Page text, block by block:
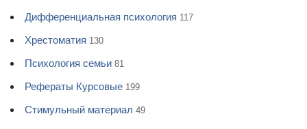
Дифференциальная психология 117
Хрестоматия 130
Психология семьи 81
Рефераты Курсовые 199
Стимульный материал 49